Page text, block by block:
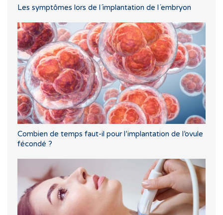
Les symptômes lors de l´implantation de l´embryon
Combien de temps faut-il pour l’implantation de l’ovule
fécondé ?